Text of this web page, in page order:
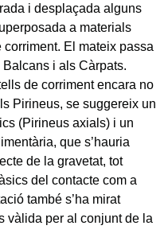
i desplaçada alguns
a materials
El mateix passa
i als Càrpats.
de corriment encara no
Pirineus, se suggereix un
(Pirineus axials) i un
que s’hauria
de la gravetat, tot
del contacte com a
també s’ha mirat
vàlida per al conjunt de la